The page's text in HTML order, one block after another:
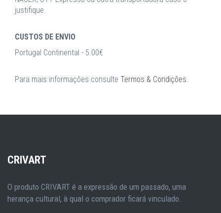
justifique.
CUSTOS DE ENVIO
Portugal Continental - 5.00€
Para mais informações consulte Termos & Condições.
CRIVART
O produto CRIVART é a expressão de um passado, uma
herança cultural, à qual o comprador ficará vinculado.